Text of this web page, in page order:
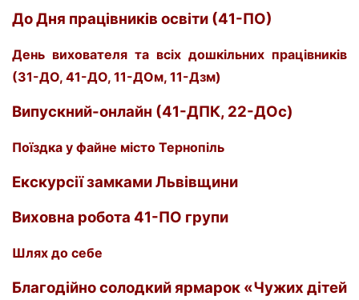
До Дня працівників освіти (41-ПО)
День вихователя та всіх дошкільних працівників
(31-ДО, 41-ДО, 11-ДОм, 11-Дзм)
Випускний-онлайн (41-ДПК, 22-ДОс)
Поїздка у файне місто Тернопіль
Екскурсії замками Львівщини
Виховна робота 41-ПО групи
Шлях до себе
Благодійно солодкий ярмарок «Чужих дітей